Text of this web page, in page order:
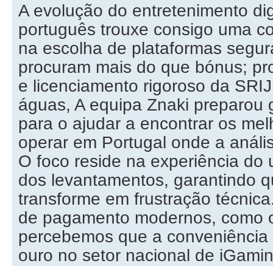
A evolução do entretenimento
português trouxe consigo uma
na escolha de plataformas
procuram mais do que bónus;
e licenciamento rigoroso da
águas, A equipa Znaki preparou
para o ajudar a encontrar os
operar em Portugal onde a
O foco reside na experiência do
dos levantamentos, garantindo
transforme em frustração
de pagamento modernos, como
percebemos que a
ouro no setor nacional de